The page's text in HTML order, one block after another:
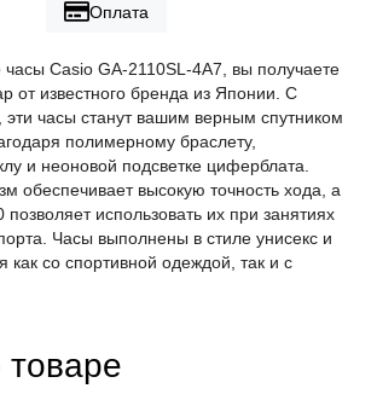
Оплата
Casio GA-2110SL-4A7, вы получаете
от известного бренда из Японии. С
эти часы станут вашим верным спутником
полимерному браслету,
и неоновой подсветке циферблата.
обеспечивает высокую точность хода, а
использовать их при занятиях
Часы выполнены в стиле унисекс и
как со спортивной одеждой, так и с